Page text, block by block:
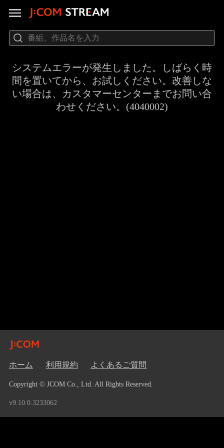
システムエラーが発生しました。しばらく時
間を置いてから、お試しください。改善しな
い場合は、カスタマーセンターまでお問い合
わせください。(4040002)
ホーム 利用規約 よくあるご質問
Copyright © JCOM Co., Ltd. All Rights Reserved.
v9.10.0.3233062